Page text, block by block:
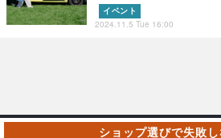
イベント
2024.11.5 Tue 16:00